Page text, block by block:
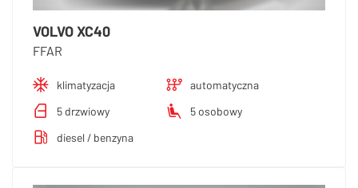
VOLVO XC40
FFAR
klimatyzacja
automatyczna
5 drzwiowy
5 osobowy
diesel / benzyna